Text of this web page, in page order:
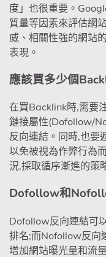
度」也很重要。
質量等因素來評估網
威、相關性強的網站
表現。
應該買多少個
在買Backlink時,需要
鏈接屬性(Dofollow/
反向連結。同時,也要
以免被視為作弊行為
況,採取循序漸進的策
Dofollow和
Dofollow反向連結可
排名;而Nofollow反向
增加網站曝光量和流